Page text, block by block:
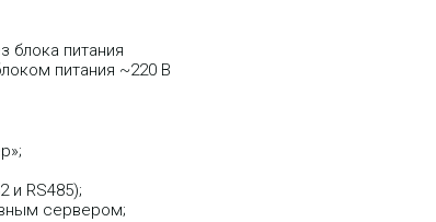
блока питания
питания ~220 В
и RS485);
сервером;